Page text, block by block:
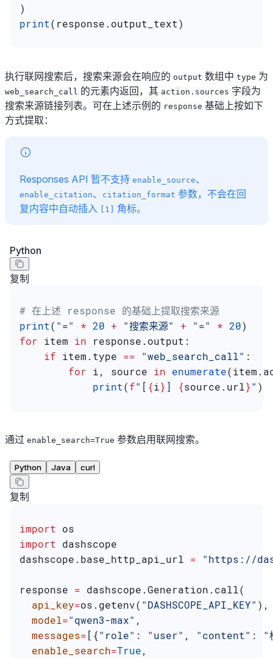
)
print(response.output_text)
执行联网搜索后，搜索来源会在响应的 output 数组中 type 为
web_search_call 的元素内返回，其 action.sources 字段为
搜索来源链接列表。可在上述示例的 response 基础上按如下
方式提取：
Responses API 暂不支持 enable_source、
enable_citation、 citation_format 参数，不会在回
复内容中自动插入
[1] 角标。
Python
复制
# 在上述 response 的基础上提取搜索来源
print( "=" * 20 + "搜索来源" + "=" * 20)
for item in response.output:
    if
item.type == "web_search_call" :
        for
i, source in enumerate
            print
(f"[ {i} ] {source.url}" )
通过 enable_search=True 参数启用联网搜索。
Python Java curl
复制
import os
import dashscope
dashscope.base_http_api_url = "https://
response = dashscope.Generation.call(
  api_key
=os.getenv( "DASHSCOPE_API_KEY" ),
  model
="qwen3-max" ,
  messages
=[{"role" : "user" , "content" : "
  enable_search
=True,